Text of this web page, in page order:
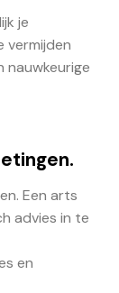
je
vermijden
nauwkeurige
Een arts
advies in te
en